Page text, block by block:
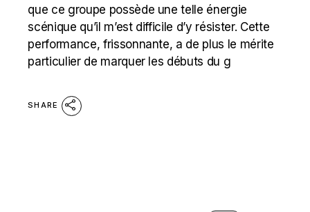
que ce groupe possède une telle énergie
scénique qu’il m’est difficile d’y résister. Cette
performance, frissonnante, a de plus le mérite
particulier de marquer les débuts du g
SHARE